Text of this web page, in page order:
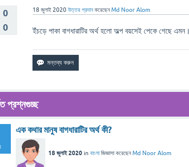
0
0
18 জুলাই 2020 উত্তর প্রদান করেছেনMd Noor Alom
ইঁচড়ে পাকা বাগধারাটির অর্থ হলো অল্প বয়সেই পেকে গেছে এমন।
প্রশ্নগুচ্ছ
এক কথার মানুষ বাগধারাটির অর্থ কী?
18 জুলাই 2020 in বাংলা জিজ্ঞাসা করেছেনMd Noor Alom